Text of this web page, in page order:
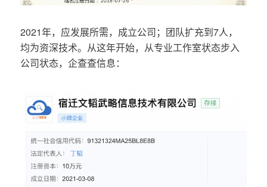
2021年，应发展所需，成立公司；团队扩充到7人，
均为资深技术。从这年开始，从专业工作室状态步入
公司状态，企查查信息：